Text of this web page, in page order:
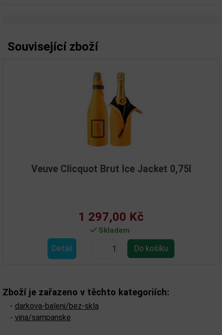
Související zboží
Veuve Clicquot Brut Ice Jacket 0,75l
1 297,00 Kč
Skladem
Detail
Zboží je zařazeno v těchto kategoriích:
- darkova-baleni/bez-skla
- vina/sampanske